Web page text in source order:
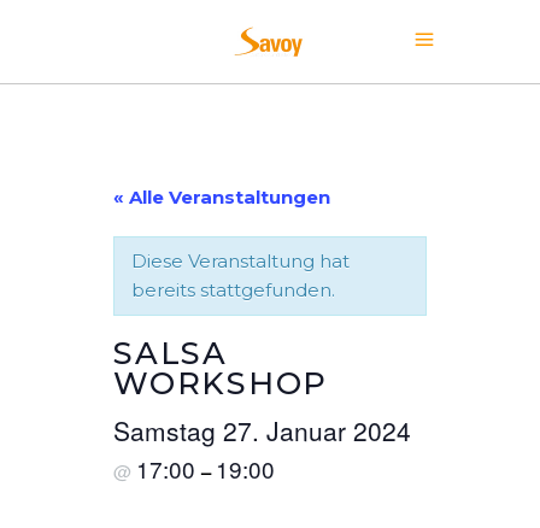
« Alle Veranstaltungen
Diese Veranstaltung hat
bereits stattgefunden.
SALSA
WORKSHOP
Samstag 27. Januar 2024
@ 17:00– 19:00